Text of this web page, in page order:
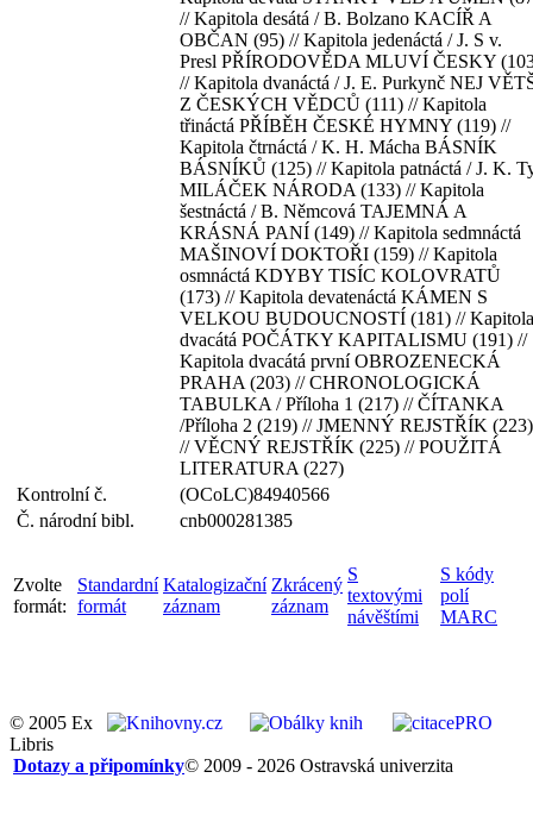
// Kapitola desátá / B. Bolzano KACÍŘ A
OBČAN (95) // Kapitola jedenáctá / J. S v.
Presl PŘÍRODOVĚDA MLUVÍ ČESKY
// Kapitola dvanáctá / J. E. Purkynč NEJ
Z ČESKÝCH VĚDCŮ (111) // Kapitola
třináctá PŘÍBĚH ČESKÉ HYMNY (119) //
Kapitola čtrnáctá / K. H. Mácha BÁSNÍK
BÁSNÍKŮ (125) // Kapitola patnáctá / J. K.
MILÁČEK NÁRODA (133) // Kapitola
šestnáctá / В. Němcová TAJEMNÁ A
KRÁSNÁ PANÍ (149) // Kapitola sedmnáctá
MAŠINOVÍ DOKTOŘI (159) // Kapitola
osmnáctá KDYBY TISÍC KOLOVRATŮ
(173) // Kapitola devatenáctá KÁMEN S
VELKOU BUDOUCNOSTÍ (181) // Kapitola
dvacátá POČÁTKY KAPITALISMU (191) //
Kapitola dvacátá první OBROZENECKÁ
PRAHA (203) // CHRONOLOGICKÁ
TABULKA / Příloha 1 (217) // ČÍTANKA
/Příloha 2 (219) // JMENNÝ REJSTŘÍK (223)
// VĚCNÝ REJSTŘÍK (225) // POUŽITÁ
LITERATURA (227)
Kontrolní č.
(OCoLC)84940566
Č. národní bibl.
cnb000281385
Zvolte
formát:
Standardní
formát
Katalogizační
záznam
Zkrácený
záznam
S
textovými
návěštími
S kódy
polí
MARC
© 2005 Ex
Libris
© 2009 - 2026 Ostravská univerzita
Dotazy a připomínky